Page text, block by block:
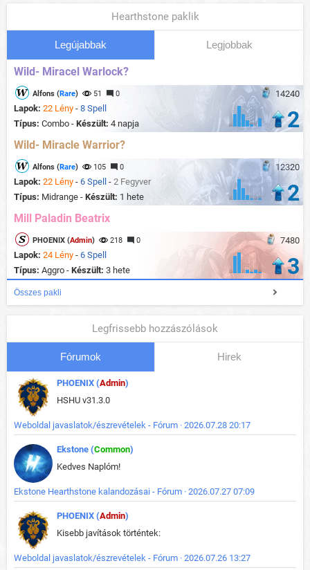
Hearthstone paklik
Legújabbak Legjobbak
Wild- Miracel Warlock?
14240
Alfons (Rare) 51 0
Lapok: 22 Lény - 8 Spell
Típus: Combo - Készült: 4 napja 2
Wild- Miracle Warrior?
12320
Alfons (Rare) 105 0
Lapok: 22 Lény - 6 Spell - 2 Fegyver
Típus: Midrange - Készült: 1 hete 2
Mill Paladin Beatrix
7480
PHOENIX (Admin) 218 0
Lapok: 24 Lény - 6 Spell
Típus: Aggro - Készült: 3 hete 3
Összes pakli
Legfrissebb hozzászólások
Fórumok Hirek
PHOENIX (Admin)
HSHU v31.3.0
Weboldal javaslatok/észrevételek - Fórum · 2026.07.28 20:17
Ekstone (Common)
Kedves Naplóm!
Ekstone Hearthstone kalandozásai - Fórum · 2026.07.27 07:09
PHOENIX (Admin)
Kisebb javítások történtek:
Weboldal javaslatok/észrevételek - Fórum · 2026.07.26 13:27